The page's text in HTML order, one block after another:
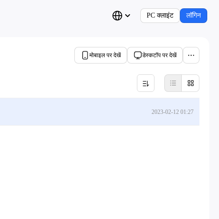
PC क्लाइंट लॉगिन
मोबाइल पर देखें डेस्कटॉप पर देखें
2023-02-12 01:27